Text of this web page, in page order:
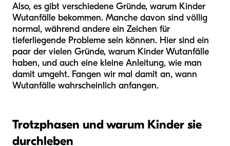
Also, es gibt verschiedene Gründe, warum Kinder
Wutanfälle bekommen. Manche davon sind völlig
normal, während andere ein Zeichen für
tieferliegende Probleme sein können. Hier sind ein
paar der vielen Gründe, warum Kinder Wutanfälle
haben, und auch eine kleine Anleitung, wie man
damit umgeht. Fangen wir mal damit an, wann
Wutanfälle wahrscheinlich anfangen.
Trotzphasen und warum Kinder sie
durchleben